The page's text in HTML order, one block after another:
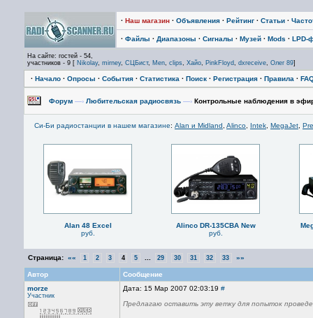
· Наш магазин · Объявления · Рейтинг · Статьи ·
· Файлы · Диапазоны · Сигналы · Музей · Mods · LPD-
На сайте: гостей - 54,
участников - 9 [ Nikolay, mirney, СЦБист, Men, clips, Хайо, PinkFloyd, dxreceive, Олег 89]
· Начало · Опросы · События · Статистика · Поиск · Регистрация · Правила ·
Форум —› Любительская радиосвязь —› Контрольные наблюдения в
Си-Би радиостанции в нашем магазине: Alan и Midland Alinco Intek MegaJet
Alan 48 Excel
руб.
Alinco DR-135CBA New
руб.
Страница: «« 1 2 3 4 5 29 30 31 32 33 »»
Автор
Сообщение
morze
Участник
Дата: 15 Мар 2007 02:03:19 #
Предлагаю оставить эту ветку для попыток